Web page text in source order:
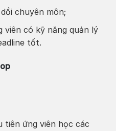
chuyên môn;
viên có kỹ năng quản lý
tốt.
tiên ứng viên học các